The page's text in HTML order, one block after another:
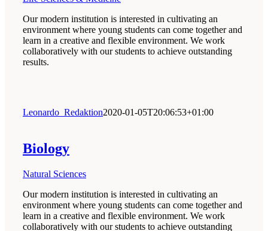
Our modern institution is interested in cultivating an
environment where young students can come together and
learn in a creative and flexible environment. We work
collaboratively with our students to achieve outstanding
results.
Leonardo_Redaktion2020-01-05T20:06:53+01:00
Biology
Natural Sciences
Our modern institution is interested in cultivating an
environment where young students can come together and
learn in a creative and flexible environment. We work
collaboratively with our students to achieve outstanding